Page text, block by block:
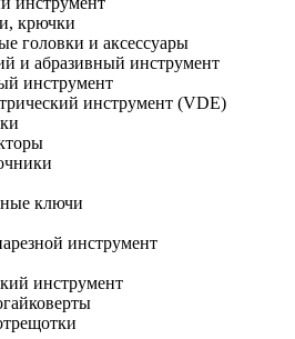
крючки
головки и аксессуары
и абразивный инструмент
инструмент
инструмент (VDE)
ключи
инструмент
инструмент